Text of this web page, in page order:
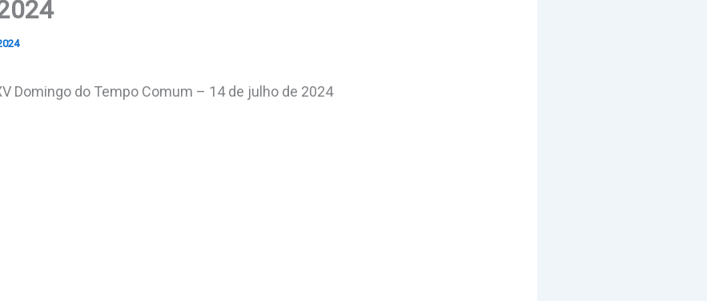
Domingo do Tempo Comum – 14 de julho de 2024